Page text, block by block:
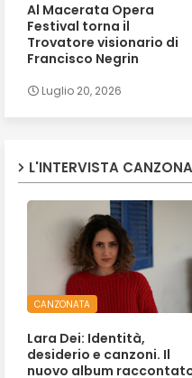
Al Macerata Opera
Festival torna il
Trovatore visionario di
Francisco Negrin
Luglio 20, 2026
L'INTERVISTA
CANZONATA
Lara Dei: Identità,
desiderio e canzoni. Il
nuovo album